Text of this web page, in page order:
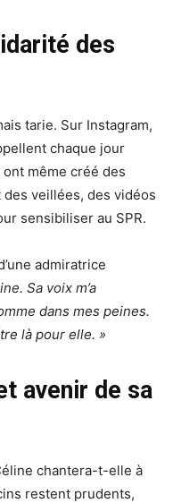
des
tarie. Sur Instagram,
chaque jour
ont même créé des
veillées, des vidéos
sensibiliser au SPR.
admiratrice
Sa voix m’a
dans mes peines.
là pour elle. »
avenir de sa
chantera-t-elle à
restent prudents,